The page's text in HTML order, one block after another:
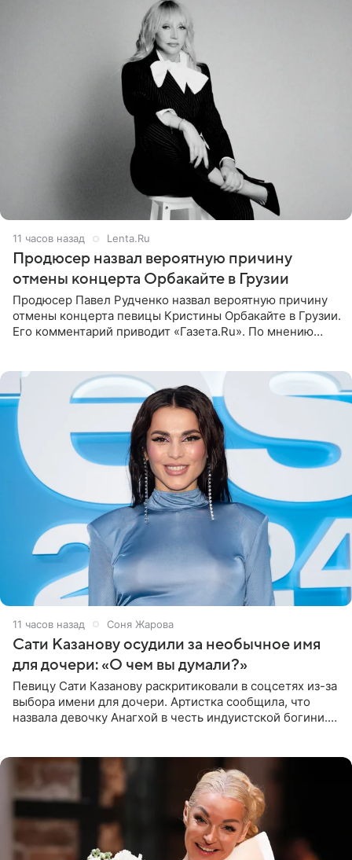
11 часов назад Lenta.Ru
Продюсер назвал вероятную причину
отмены концерта Орбакайте в Грузии
Продюсер Павел Рудченко назвал вероятную причину
отмены концерта певицы Кристины Орбакайте в Грузии.
Его комментарий приводит «Газета.Ru». По мнению
11 часов назад Соня Жарова
Сати Казанову осудили за необычное имя
для дочери: «О чем вы думали?»
Певицу Сати Казанову раскритиковали в соцсетях из-за
выбора имени для дочери. Артистка сообщила, что
назвала девочку Анагхой в честь индуистской богини.